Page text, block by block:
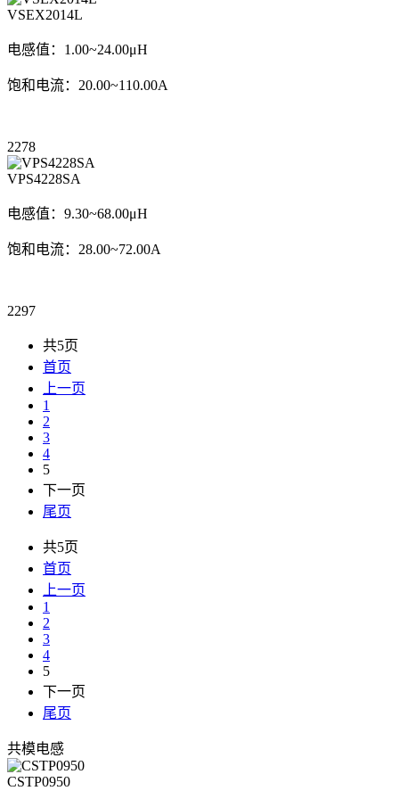
VSEX2014L
电感值：1.00~24.00μH
饱和电流：20.00~110.00A
2278
VPS4228SA
电感值：9.30~68.00μH
饱和电流：28.00~72.00A
2297
共5页
首页
上一页
1
2
3
4
5
下一页
尾页
共5页
首页
上一页
1
2
3
4
5
下一页
尾页
共模电感
CSTP0950